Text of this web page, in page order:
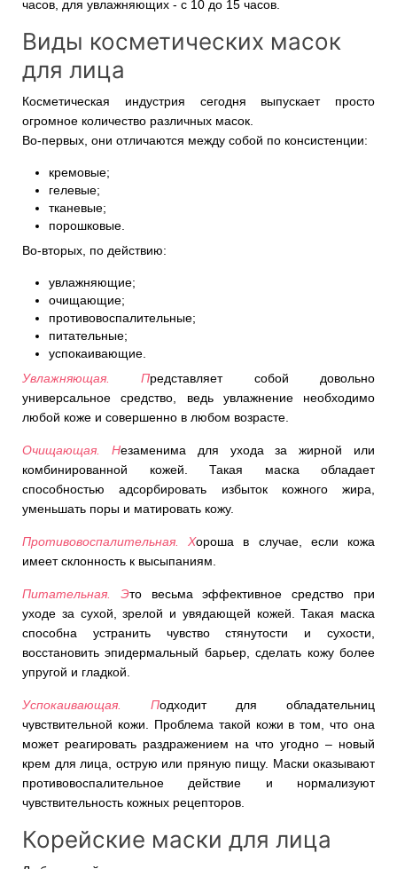
часов, для увлажняющих - с 10 до 15 часов.
Виды косметических масок
для лица
Косметическая индустрия сегодня выпускает просто
огромное количество различных масок.
Во-первых, они отличаются между собой по консистенции:
кремовые;
гелевые;
тканевые;
порошковые.
Во-вторых, по действию:
увлажняющие;
очищающие;
противовоспалительные;
питательные;
успокаивающие.
Увлажняющая. Представляет собой довольно
универсальное средство, ведь увлажнение необходимо
любой коже и совершенно в любом возрасте.
Очищающая. Незаменима для ухода за жирной или
комбинированной кожей. Такая маска обладает
способностью адсорбировать избыток кожного жира,
уменьшать поры и матировать кожу.
Противовоспалительная. Хороша в случае, если кожа
имеет склонность к высыпаниям.
Питательная. Это весьма эффективное средство при
уходе за сухой, зрелой и увядающей кожей. Такая маска
способна устранить чувство стянутости и сухости,
восстановить эпидермальный барьер, сделать кожу более
упругой и гладкой.
Успокаивающая. Подходит для обладательниц
чувствительной кожи. Проблема такой кожи в том, что она
может реагировать раздражением на что угодно – новый
крем для лица, острую или пряную пищу. Маски оказывают
противовоспалительное действие и нормализуют
чувствительность кожных рецепторов.
Корейские маски для лица